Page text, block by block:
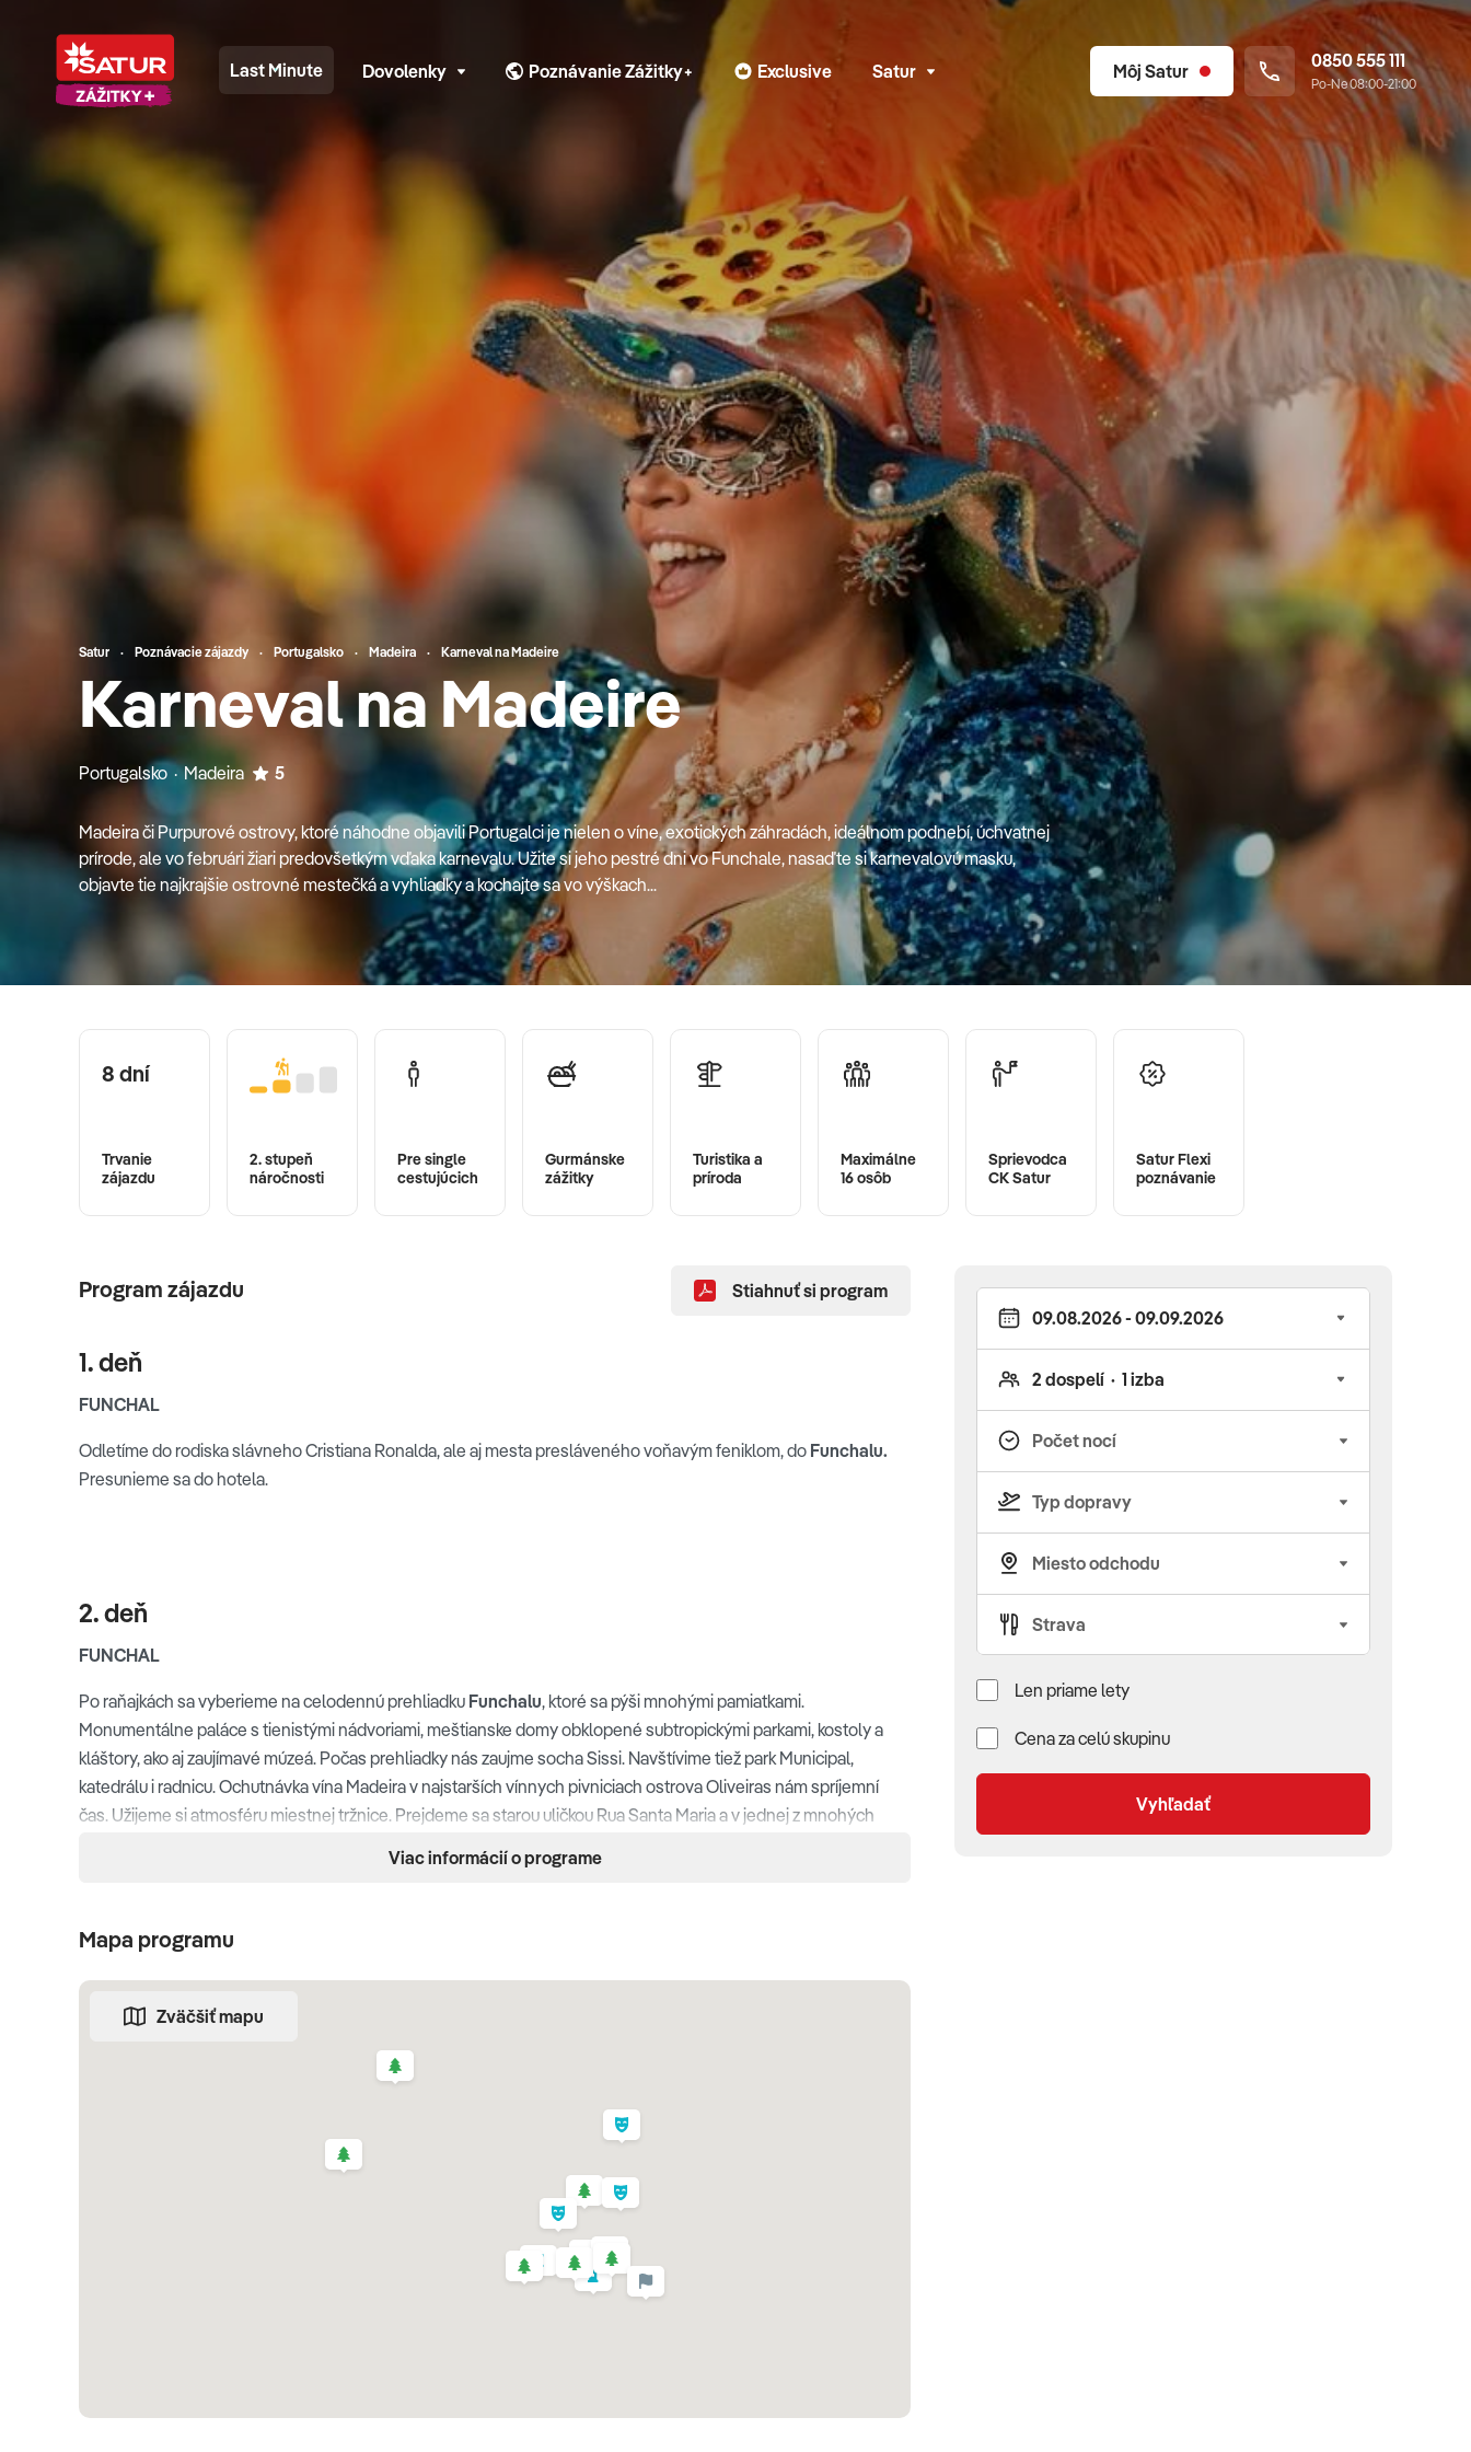
Last Minute Dovolenky Poznávanie Zážitky+ Exclusive Satur Môj Satur 0850 555 111
Po-Ne 08:00-21:00
Satur Poznávacie zájazdy Portugalsko Madeira Karneval na Madeire
Karneval na Madeire
Portugalsko · Madeira 5
Madeira či Purpurové ostrovy, ktoré náhodne objavili Portugalci je nielen o víne, exotických záhradách, ideálnom podnebí, úchvatnej
prírode, ale vo februári žiari predovšetkým vďaka karnevalu. Užite si jeho pestré dni vo Funchale, nasaďte si karnevalovú masku,
objavte tie najkrajšie ostrovné mestečká a vyhliadky a kochajte sa vo výškach...
8 dní
Trvanie
zájazdu
2. stupeň
náročnosti
Pre single
cestujúcich
Gurmánske
zážitky
Turistika a
príroda
Maximálne
16 osôb
Sprievodca
CK Satur
Satur Flexi
poznávanie
Len priame lety
Cena za celú skupinu
Vyhľadať
Program zájazdu Stiahnuť si program
1. deň
FUNCHAL
Odletíme do rodiska slávneho Cristiana Ronalda, ale aj mesta presláveného voňavým feniklom, do Funchalu.
Presunieme sa do hotela.
2. deň
FUNCHAL
Po raňajkách sa vyberieme na celodennú prehliadku Funchalu, ktoré sa pýši mnohými pamiatkami.
Monumentálne paláce s tienistými nádvoriami, meštianske domy obklopené subtropickými parkami, kostoly a
kláštory, ako aj zaujímavé múzeá. Počas prehliadky nás zaujme socha Sissi. Navštívime tiež park Municipal,
katedrálu i radnicu. Ochutnávka vína Madeira v najstarších vínnych pivniciach ostrova Oliveiras nám spríjemní
čas. Užijeme si atmosféru miestnej tržnice. Prejdeme sa starou uličkou Rua Santa Maria a v jednej z mnohých
Funchal
Socha Sissi v meste Funchal
CAMARA DE LOBOS - GABO GIRAO - VÉU DA NOIVA - PORTO MONIZ - SAO VINCENTE
Po raňajkách sa vydáme na celodenný výlet do západnej časti ostrova. Začíname v mestečku
na južnom pobreží, kde Winston Churchill trávil istý čas maľovaním obrazov v dobe návštev Madeiry. Necháme
spoločného obeda /fakultatívne/ ochutnáme madeirskú ryba ešpada. Cesta na hotel nás povedie cez malebnú
Viac informácií o programe
Mapa programu
Zväčšiť mapu